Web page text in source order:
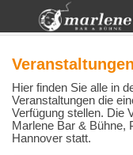
Veranstaltungen
Hier finden Sie alle in
Veranstaltungen die
Verfügung stellen. Die
Marlene Bar & Bühne,
Hannover statt.